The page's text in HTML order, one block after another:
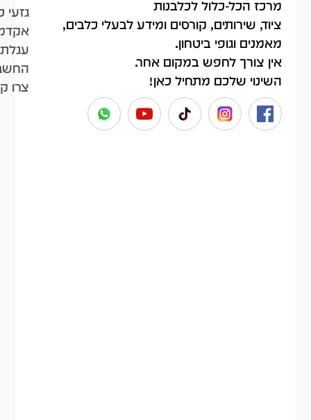
מרכז הכל-כלול לכלבנות
ציוד, שירותים, קורסים ומידע לבעלי כלבים,
מאמנים וגופי ביטחון.
אין צורך לחפש במקום אחר.
השינוי שלכם מתחיל כאן!
גזעי
עגלת
צרו